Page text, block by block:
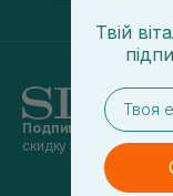
Подпишись на наши
скидку 5% на первый
Твій
email